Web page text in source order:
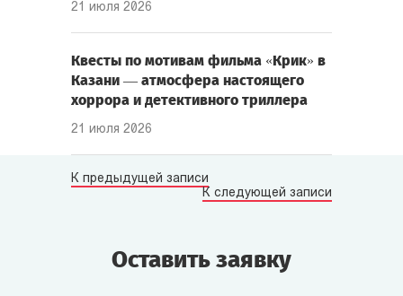
21 июля 2026
Квесты по мотивам фильма «Крик» в
Казани — атмосфера настоящего
хоррора и детективного триллера
21 июля 2026
К предыдущей записи
К следующей записи
Оставить заявку